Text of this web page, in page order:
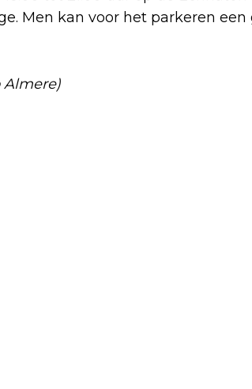
Men kan voor het parkeren
Almere)